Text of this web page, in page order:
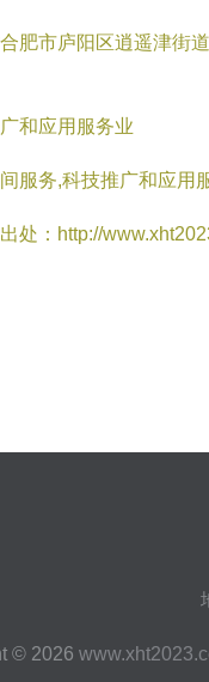
肥市庐阳区逍遥津街
和应用服务业
服务,科技推广和应用
处：http://
© 2026